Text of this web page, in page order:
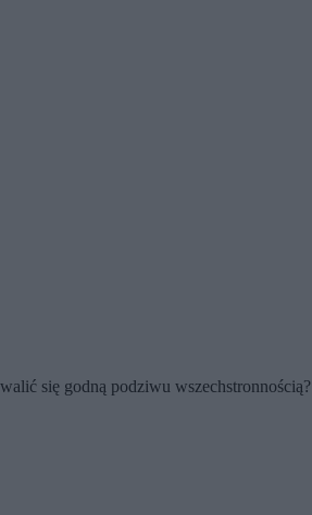
się godną podziwu wszechstronnością?